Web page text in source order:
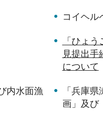
コイヘル
「ひょ
見提出手
について
内水面漁
「兵庫
画」及び